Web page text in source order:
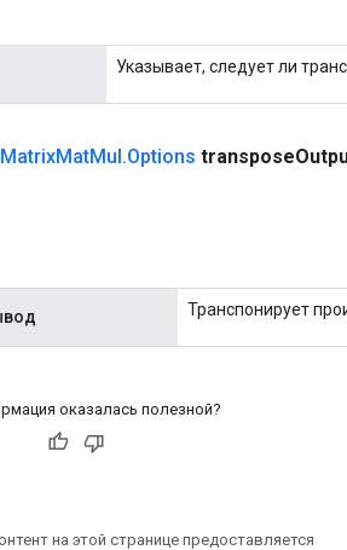
Указывает, следует ли
MatrixMatMul.Options transpose
Транспонирует
оказалась полезной?
на этой странице предоставляется